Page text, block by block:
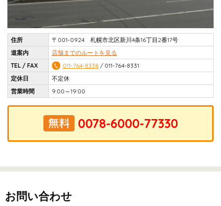
住所
〒001-0924 札幌市北区新川4条16丁目2番17号
道案内
店舗までのルートを見る
TEL / FAX
011-764-8338 / 011-764-8331
定休日
不定休
営業時間
9:00～19:00
お問い合わせ